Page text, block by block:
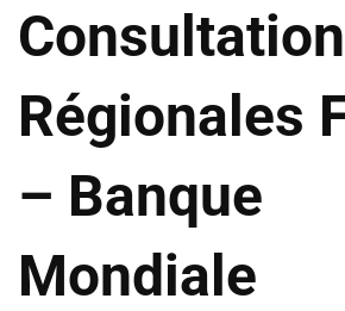
Régionales
– Banque
Mondiale